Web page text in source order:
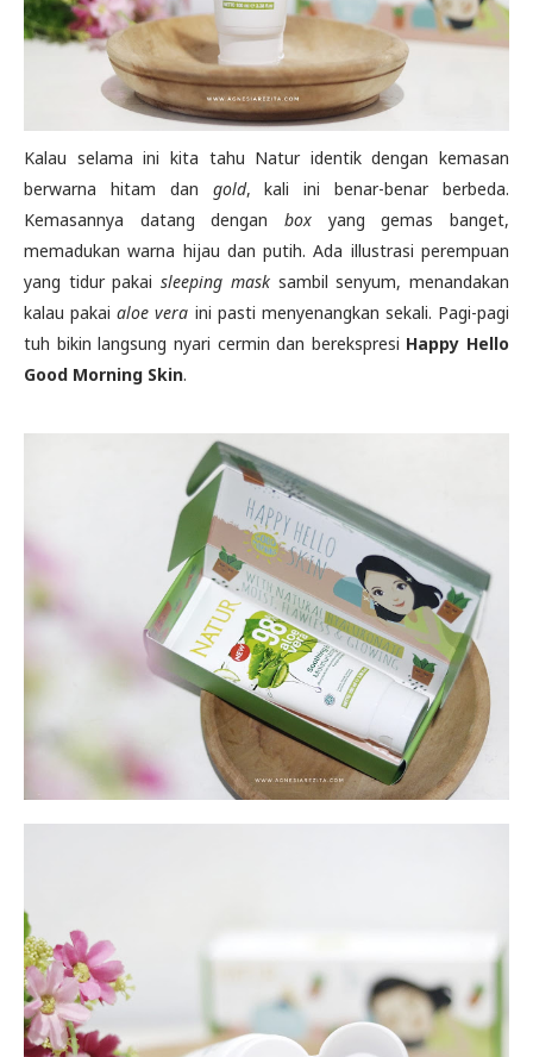
Kalau selama ini kita tahu Natur identik dengan kemasan
berwarna hitam dan gold, kali ini benar-benar berbeda.
Kemasannya datang dengan box yang gemas banget,
memadukan warna hijau dan putih. Ada illustrasi perempuan
yang tidur pakaisleeping mask sambil senyum, menandakan
kalau pakaialoe vera ini pasti menyenangkan sekali. Pagi-pagi
tuh bikin langsung nyari cermin dan berekspresi Happy Hello
Good Morning Skin.